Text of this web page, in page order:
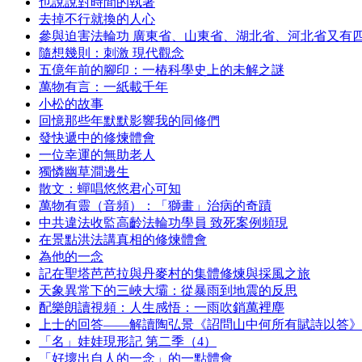
去掉不行就換的人心
參與迫害法輪功 廣東省、山東省、湖北省、河北省又有
隨想幾則：刺激 現代觀念
五億年前的腳印：一樁科學史上的未解之謎
萬物有言：一紙載千年
小松的故事
回憶那些年默默影響我的同修們
發快遞中的修煉體會
一位幸運的無助老人
獨憐幽草澗邊生
散文：蟬唱悠悠君心可知
萬物有靈（音頻）：「獅畫」治病的奇蹟
中共違法收監高齡法輪功學員 致死案例頻現
在景點洪法講真相的修煉體會
為他的一念
記在聖塔芭芭拉與丹麥村的集體修煉與採風之旅
天象異常下的三峽大壩：從暴雨到地震的反思
配樂朗讀視頻：人生感悟：一雨吹銷萬裡塵
上士的回答——解讀陶弘景《詔問山中何所有賦詩以答》
「名」娃娃現形記 第二季（4）
「好壞出自人的一念」的一點體會